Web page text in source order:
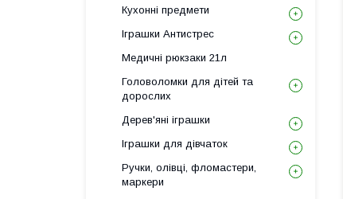
Кухонні предмети
Іграшки Антистрес
Медичні рюкзаки 21л
Головоломки для дітей та
дорослих
Дерев'яні іграшки
Іграшки для дівчаток
Ручки, олівці, фломастери,
маркери